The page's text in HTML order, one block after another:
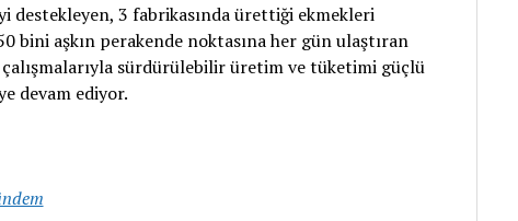
destekleyen, 3 fabrikasında ürettiği ekmekleri
bini aşkın perakende noktasına her gün ulaştıran
sürdürülebilir üretim ve tüketimi güçlü
devam ediyor.